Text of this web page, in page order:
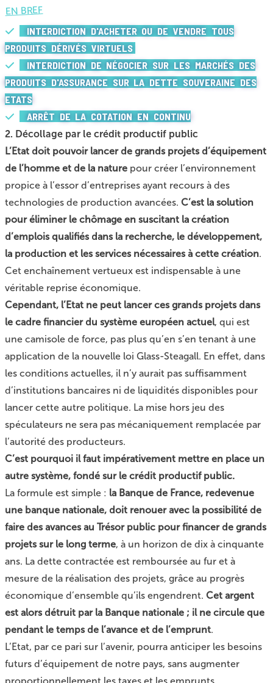
EN BREF
INTERDICTION D'ACHETER OU DE VENDRE TOUS
PRODUITS DÉRIVÉS VIRTUELS
INTERDICTION DE NÉGOCIER SUR LES MARCHÉS DES
PRODUITS D'ASSURANCE SUR LA DETTE SOUVERAINE DES
ETATS
ARRÊT DE LA COTATION EN CONTINU
2. Décollage par le crédit productif public
L’Etat doit pouvoir lancer de grands projets d’équipement
de l’homme et de la nature pour créer l’environnement
propice à l’essor d’entreprises ayant recours à des
technologies de production avancées. C’est la solution
pour éliminer le chômage en suscitant la création
d’emplois qualifiés dans la recherche, le développement,
la production et les services nécessaires à cette création.
Cet enchaînement vertueux est indispensable à une
véritable reprise économique.
Cependant, l’Etat ne peut lancer ces grands projets dans
le cadre financier du système européen actuel, qui est
une camisole de force, pas plus qu’en s’en tenant à une
application de la nouvelle loi Glass-Steagall. En effet, dans
les conditions actuelles, il n’y aurait pas suffisamment
d’institutions bancaires ni de liquidités disponibles pour
lancer cette autre politique. La mise hors jeu des
spéculateurs ne sera pas mécaniquement remplacée par
l’autorité des producteurs.
C’est pourquoi il faut impérativement mettre en place un
autre système, fondé sur le crédit productif public.
La formule est simple : la Banque de France, redevenue
une banque nationale, doit renouer avec la possibilité de
faire des avances au Trésor public pour financer de grands
projets sur le long terme, à un horizon de dix à cinquante
ans. La dette contractée est remboursée au fur et à
mesure de la réalisation des projets, grâce au progrès
économique d’ensemble qu’ils engendrent. Cet argent
est alors détruit par la Banque nationale ; il ne circule que
pendant le temps de l’avance et de l’emprunt.
L’Etat, par ce pari sur l’avenir, pourra anticiper les besoins
futurs d’équipement de notre pays, sans augmenter